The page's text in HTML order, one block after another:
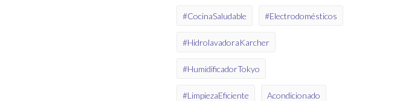
#CocinaSaludable #Electrodomésticos
#HidrolavadoraKarcher
#HumidificadorTokyo
#LimpiezaEficiente Acondicionado